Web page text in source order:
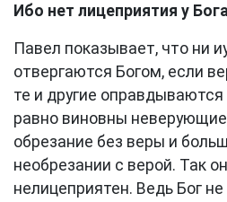
Ибо нет лицеприятия у
Павел показывает, что ни
отвергаются Богом, если
те и другие
равно виновны
обрезание без веры и
необрезании с верой. Так
нелицеприятен. Ведь Бог